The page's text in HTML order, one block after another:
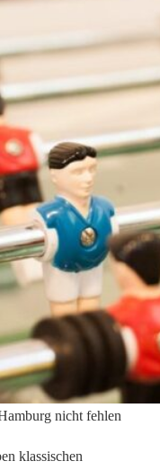
klassischen
Beer an. Auch Gin-Fans
Gin-
an. Die Bar ist
mischt sich das
chilligen Bar.
„anboard“ hat der
Weizen- oder aber
liebevoll
gebacken.